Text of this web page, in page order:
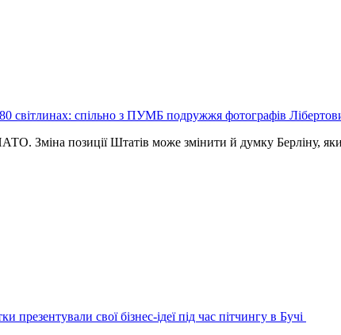
світлинах: спільно з ПУМБ подружжя фотографів
Зміна позиції Штатів може змінити й думку Берліну,
презентували свої бізнес-ідеї під час пітчингу в Бучі